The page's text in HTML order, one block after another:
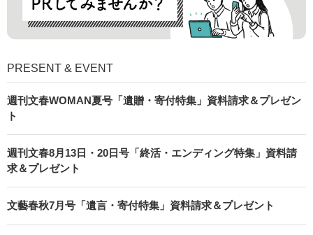
PRESENT & EVENT
週刊文春WOMAN夏号「遺贈・寄付特集」資料請求＆プレゼン
ト
週刊文春8月13日・20日号「終活・エンディング特集」資料請
求＆プレゼント
文藝春秋7月号「遺言・寄付特集」資料請求＆プレゼント